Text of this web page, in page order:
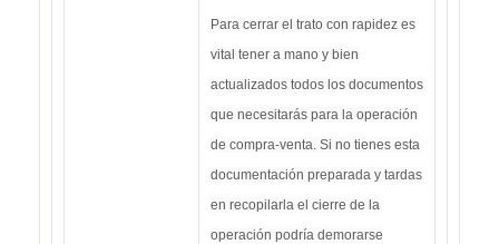
Para cerrar el trato con rapidez es
vital tener a mano y bien
actualizados todos los documentos
que necesitarás para la operación
de compra-venta. Si no tienes esta
documentación preparada y tardas
en recopilarla el cierre de la
operación podría demorarse